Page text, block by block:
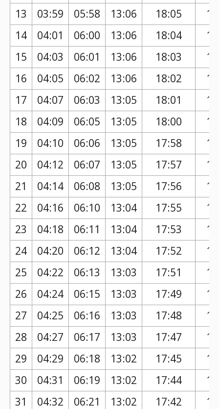
13 03:59 05:58 13:06 18:05
14
04:01 06:00 13:06 18:04
15
04:03 06:01 13:06 18:03
16
04:05 06:02 13:06 18:02
17
04:07 06:03 13:05 18:01
18
04:09 06:05 13:05 18:00
19
04:10 06:06 13:05 17:58
20
04:12 06:07 13:05 17:57
21
04:14 06:08 13:05 17:56
22
04:16 06:10 13:04 17:55
23
04:18 06:11 13:04 17:53
24
04:20 06:12 13:04 17:52
25
04:22 06:13 13:03 17:51
26
04:24 06:15 13:03 17:49
27
04:25 06:16 13:03 17:48
28
04:27 06:17 13:03 17:47
29
04:29 06:18 13:02 17:45
30
04:31 06:19 13:02 17:44
31
04:32 06:21 13:02 17:42